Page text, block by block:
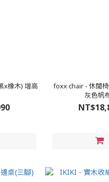
x橡木) 增高
foxx chair - 休閒
灰色帆